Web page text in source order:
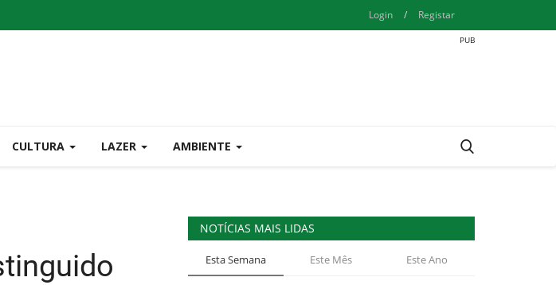
Login / Registar
CULTURA LAZER AMBIENTE
NOTÍCIAS MAIS LIDAS
Esta Semana Este Mês Este Ano